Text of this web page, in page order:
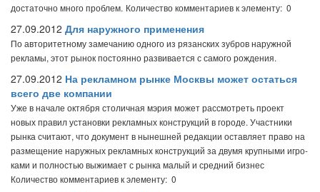
достаточно много проблем. Количество комментариев к элементу: 0
27.09.2012 Для наружного применения
По авторитетному замечанию одного из рязанских зубров наружной
рекламы, этот рынок постоянно развивается с самого рождения.
27.09.2012 На рекламном рынке Москвы может остаться
всего две компании
Уже в начале октября столичная мэрия может рассмотреть проект
новых правил установки рекламных конст­рукций в городе. Участники
рынка считают, что документ в нынешней редакции оставляет право на
размещение наружных рекламных конст­рукций за двумя крупными игро­
ками и полностью выжимает с рынка малый и средний бизнес
Количество комментариев к элементу: 0